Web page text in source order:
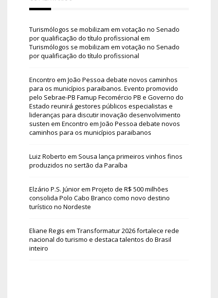
Turismólogos se mobilizam em votação no Senado
por qualificação do título profissional em
Turismólogos se mobilizam em votação no Senado
por qualificação do título profissional
Encontro em João Pessoa debate novos caminhos
para os municípios paraibanos. Evento promovido
pelo Sebrae-PB Famup Fecomércio PB e Governo do
Estado reunirá gestores públicos especialistas e
lideranças para discutir inovação desenvolvimento
susten em Encontro em João Pessoa debate novos
caminhos para os municípios paraibanos
Luiz Roberto em Sousa lança primeiros vinhos finos
produzidos no sertão da Paraíba
Elzário P.S. Júniorem Projeto de R$ 500 milhões
consolida Polo Cabo Branco como novo destino
turístico no Nordeste
Eliane Regis em Transformatur 2026 fortalece rede
nacional do turismo e destaca talentos do Brasil
inteiro